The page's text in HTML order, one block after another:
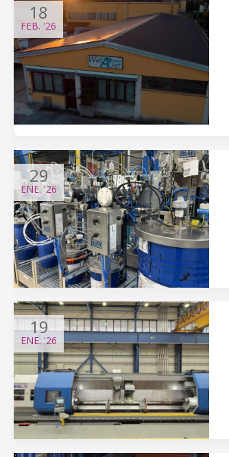
18
FEB. '26
29
ENE.'26
19
ENE.'26